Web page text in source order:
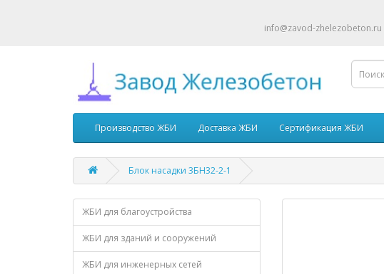
info@zavod-zhelezobeton.ru
Производство ЖБИ Доставка ЖБИ Сертификация ЖБИ
Блок насадки 3БН32-2-1
ЖБИ для благоустройства
ЖБИ для зданий и сооружений
ЖБИ для инженерных сетей